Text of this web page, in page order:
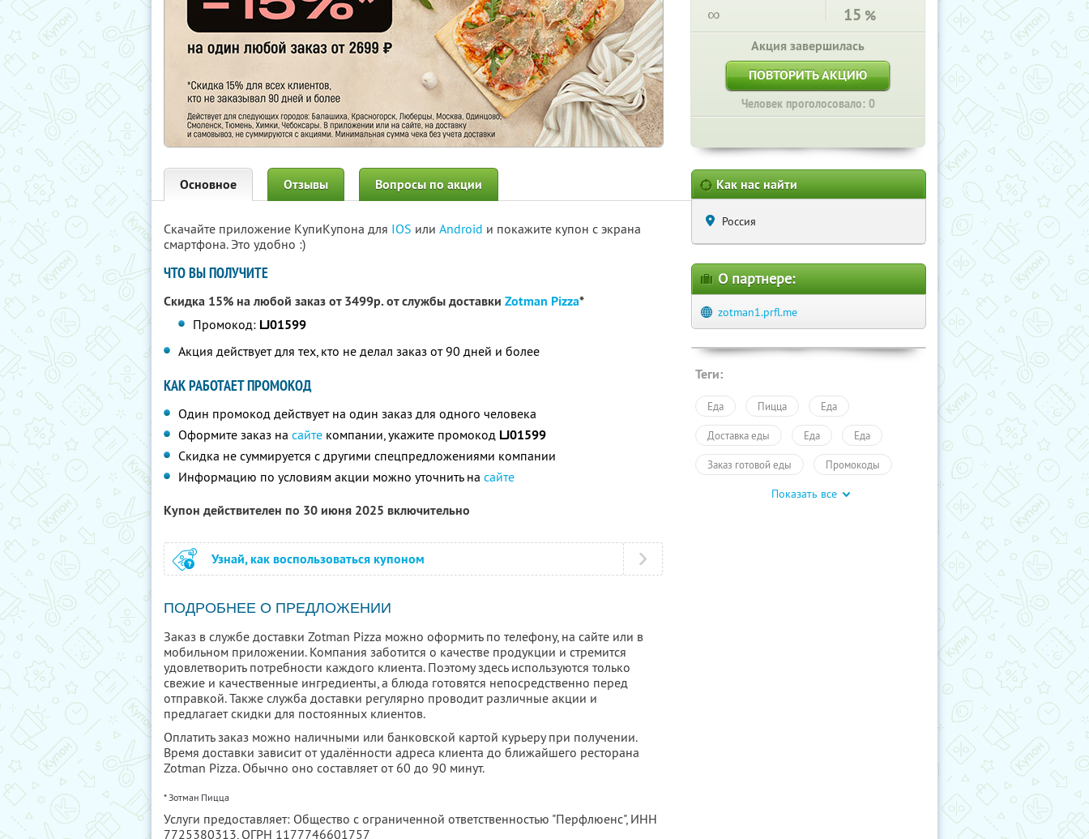
∞ 15 %
Акция завершилась
ПОВТОРИТЬ АКЦИЮ
Человек проголосовало: 0
Основное Отзывы Вопросы по акции
Скачайте приложение КупиКупона для IOS или Android и покажите купон с экрана
смартфона. Это удобно :)
ЧТО ВЫ ПОЛУЧИТЕ
Скидка 15% на любой заказ от 3499р. от службы доставки Zotman Pizza*
Промокод: LJ01599
Акция действует для тех, кто не делал заказ от 90 дней и более
КАК РАБОТАЕТ ПРОМОКОД
Один промокод действует на один заказ для одного человека
Оформите заказ на сайте компании, укажите промокод LJ01599
Скидка не суммируется с другими спецпредложениями компании
Информацию по условиям акции можно уточнить на сайте
Купон действителен по 30 июня 2025 включительно
Узнай, как воспользоваться купоном
ПОДРОБНЕЕ О ПРЕДЛОЖЕНИИ
Заказ в службе доставки Zotman Pizza можно оформить по телефону, на сайте или в
мобильном приложении. Компания заботится о качестве продукции и стремится
удовлетворить потребности каждого клиента. Поэтому здесь используются только
свежие и качественные ингредиенты, а блюда готовятся непосредственно перед
отправкой. Также служба доставки регулярно проводит различные акции и
предлагает скидки для постоянных клиентов.
Оплатить заказ можно наличными или банковской картой курьеру при получении.
Время доставки зависит от удалённости адреса клиента до ближайшего ресторана
Zotman Pizza. Обычно оно составляет от 60 до 90 минут.
* Зотман Пицца
Услуги предоставляет: Общество с ограниченной ответственностью "Перфлюенс", ИНН
7725380313, ОГРН 1177746601757
Как нас найти
Россия
О партнере:
zotman1.prfl.me
Теги:
Еда Пицца Еда
Доставка еды Еда Еда
Заказ готовой еды Промокоды
Еда
Показать все